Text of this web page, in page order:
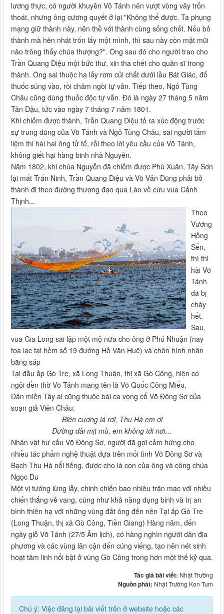
lương thực, có người khuyên Võ Tánh nên vượt vòng vây trốn
thoát, nhưng ông cương quyết ở lại "Không thể được. Ta phụng
mạng giữ thành này, nên thề với thành cùng sống chết. Nếu bỏ
thành mà hèn nhát trốn lấy một mình, thì sau này còn mặt mũi
nào trông thấy chúa thượng?". Ông sau đó cho người trao cho
Trần Quang Diệu một bức thư, xin tha chết cho quân sĩ trong
thành. Ông sai thuộc hạ lấy rơm củi chất dưới lầu Bát Giác, đổ
thuốc súng vào, rồi châm ngòi tự vẫn. Tiếp theo, Ngô Tùng
Châu cũng dùng thuốc độc tự vẫn. Đó là ngày 27 tháng 5 năm
Tân Dậu, tức vào ngày 7 tháng 7 năm 1801.
Khi chiếm được thành, Trần Quang Diệu tỏ ra xúc động trước
sự trung dũng của Võ Tánh và Ngô Tùng Châu, sai người tẩm
liệm thi hài hai ông tử tế, rồi theo lời yêu cầu của Võ Tánh,
không giết hại hàng binh nhà Nguyễn.
Năm 1802, khi chúa Nguyễn đã chiếm được Phú Xuân, Tây Sơn
lại mất Trấn Ninh, Trần Quang Diệu và Võ Văn Dũng phải bỏ
thành đi theo đường thượng đạo qua Lào về cứu vua Cảnh
Thịnh...
Theo
Vương
Hồng
Sển,
thì thi
hài Võ
Tánh
đã bị
cháy
hết.
Sau,
vua Gia Long sai lập một mộ nữa cho ông ở Phú Nhuận (nay
tọa lạc tại hẻm số 19 đường Hồ Văn Huê) và chôn hình nhân
bằng sáp
Tại đầu ấp Gò Tre, xã Long Thuận, thị xã Gò Công, hiện có
ngôi đền thờ Võ Tánh mang tên là Võ Quốc Công Miếu.
Dân miền Tây ai cũng thuộc bài ca vọng cổ Võ Đông Sơ của
soạn giả Viễn Châu:
Biên cương lá rơi, Thu Hà em ơi
Đường dài mịt mù, em không tới nơi…
Nhân vật hư cấu Võ Đông Sơ, người đã gợi cảm hứng cho
nhiều tác phẩm nghệ thuật dựa trên mối tình Võ Đông Sơ và
Bạch Thu Hà nổi tiếng, được cho là con của ông và công chúa
Ngọc Du
Một vị tướng lừng lẫy, chinh chiến bao nhiêu trận mạc với nhiều
chiến thắng vẻ vang, cũng như khả năng dụng binh và trị an
bình thiên hạ với những vùng đất ông đến nên Tại ấp Gò Tre
(Long Thuận, thị xã Gò Công, Tiền Giang) Hàng năm, đến
ngày giỗ Võ Tánh (27/5 Âm lịch), có hàng nghìn người dân địa
phương và các vùng lân cận đến cúng viếng, tạo nên nét sinh
hoạt tâm linh nổi bật ở vùng Gò Công trong hơn một thế kỷ qua.
Tác giả bài viết: Nhật Trường
Nguồn phát: Nhật Trường Kon Tum
Chú ý: Việc đăng lại bài viết trên ở website hoặc các